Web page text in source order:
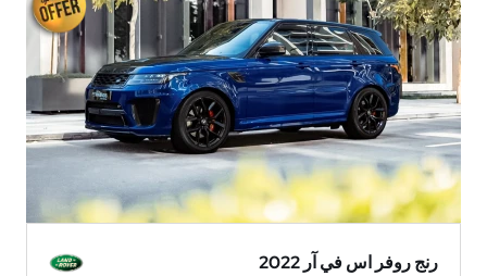
رنج روفر اس في آر 2022